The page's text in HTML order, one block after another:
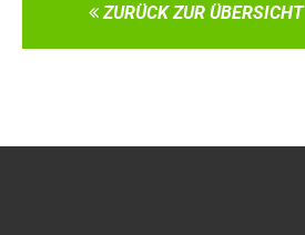
ZURÜCK ZUR ÜBERSICHT